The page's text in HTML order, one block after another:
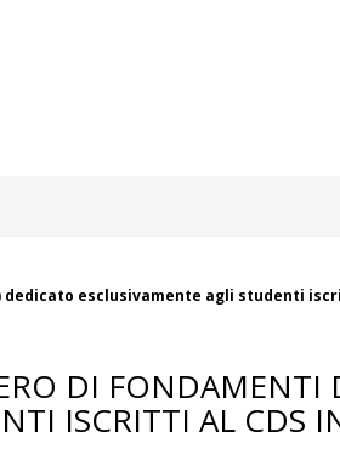
dedicato esclusivamente agli studenti
DI FONDAMENTI
ISCRITTI AL CDS